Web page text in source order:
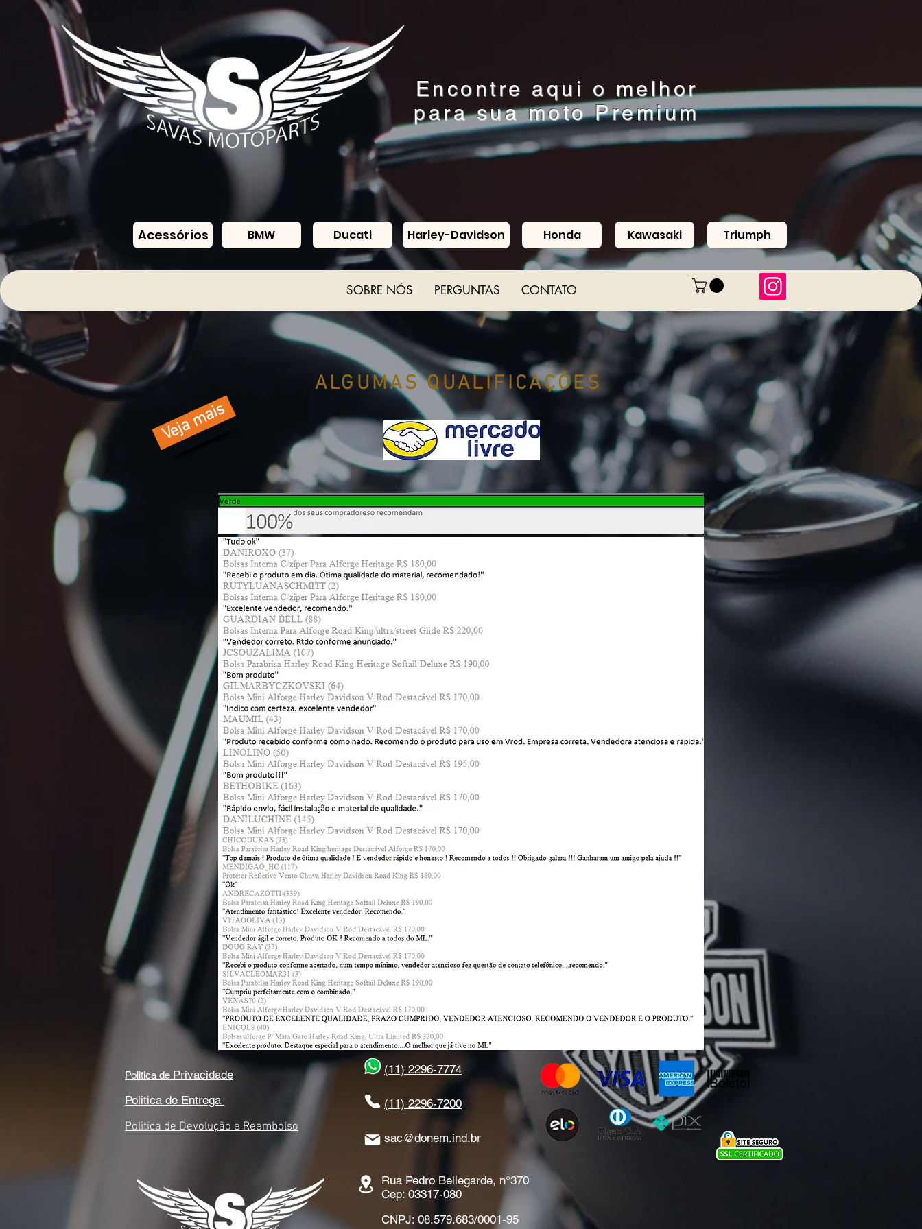
Encontre aqui o melhor
para sua moto Premium
Acessórios BMW Ducati Harley-Davidson Honda Kawasaki Triumph
SOBRE NÓS PERGUNTAS CONTATO
ALGUMAS QUALIFICAÇÕES
Veja mais
Politica de Privacidade (11) 2296-7774
Politica de Entrega
Politica de Devolução e Reembolso
sac@donem.ind.br
(11) 2296-7200
Rua Pedro Bellegarde, n°370
Cep: 03317-080
CNPJ: 08.579.683/0001-95